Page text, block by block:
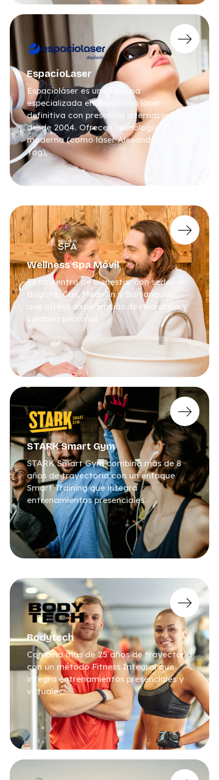
EspacioLaser
Espacioláser es una cadena
especializada en depilación láser
definitiva con presencia internacional
desde 2004. Ofrecen tecnología
moderna (como láser Alexandrita y ND-
Yag),
Wellness Spa Móvil
Es un centro de bienestar con sedes en
Bogotá, Cali, Medellín y Barranquilla
que ofrece experiencias de relajación y
cuidado personal.
STARK Smart Gym
STARK Smart Gym combina más de 8
años de trayectoria con un enfoque
Smart Training que integra
entrenamientos presenciales.
Bodytech
Combina más de 25 años de trayectoria
con un método Fitness Integral que
integra entrenamientos presenciales y
virtuales.